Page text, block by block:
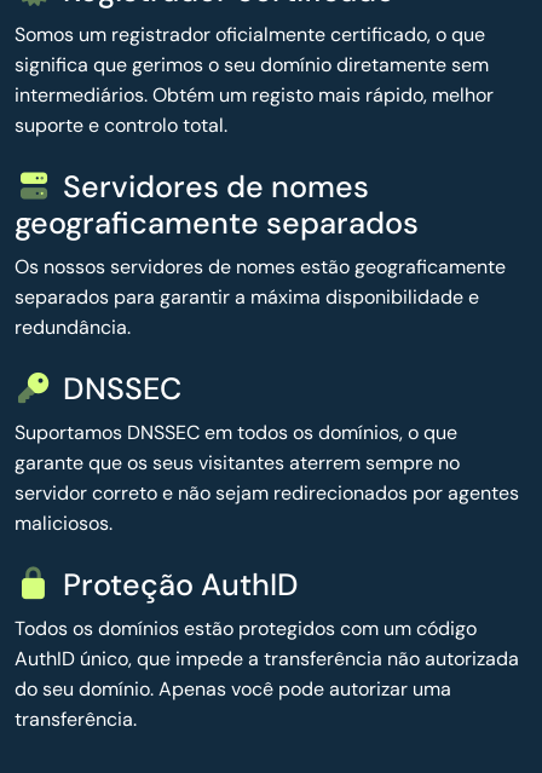
Somos um registrador oficialmente certificado, o que
significa que gerimos o seu domínio diretamente sem
intermediários. Obtém um registo mais rápido, melhor
suporte e controlo total.
Servidores de nomes
geograficamente separados
Os nossos servidores de nomes estão geograficamente
separados para garantir a máxima disponibilidade e
redundância.
DNSSEC
Suportamos DNSSEC em todos os domínios, o que
garante que os seus visitantes aterrem sempre no
servidor correto e não sejam redirecionados por agentes
maliciosos.
Proteção AuthID
Todos os domínios estão protegidos com um código
AuthID único, que impede a transferência não autorizada
do seu domínio. Apenas você pode autorizar uma
transferência.